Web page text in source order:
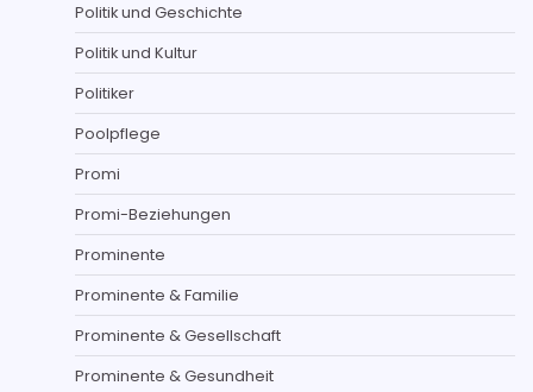
Politik und Geschichte
Politik und Kultur
Politiker
Poolpflege
Promi
Promi-Beziehungen
Prominente
Prominente & Familie
Prominente & Gesellschaft
Prominente & Gesundheit